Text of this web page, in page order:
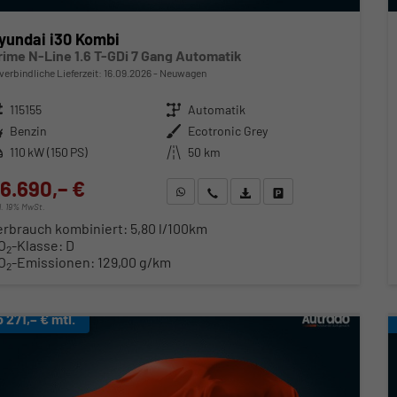
i30 Kombi
N-Line 1.6 T-GDi 7 Gang Automatik
Lieferzeit: 16.09.2026 Neuwagen
115155 Getriebe Automatik
Benzin Außenfarbe Ecotronic Grey
110 kW (150 PS) Kilometerstand 50 km
€
19% MwSt.
WhatsApp anfragen
Wir rufen Sie anFahrzeugexposé (PDF)
kombiniert: 5,80 l/100km
2-Klasse: D
2-Emissionen: 129,00 g/km
271,– € mtl.